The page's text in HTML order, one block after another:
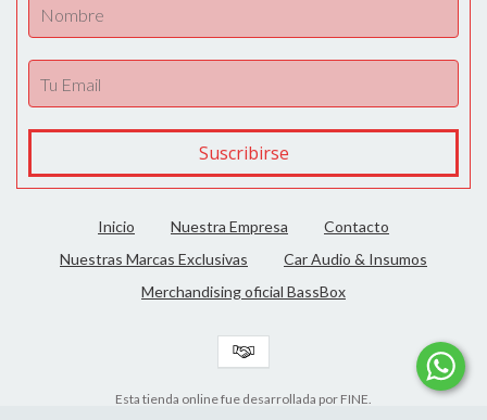
Inicio Nuestra Empresa
Contacto
Nuestras Marcas Exclusivas
Car Audio & Insumos
Merchandising oficial BassBox
Esta tienda online fue desarrollada por FINE.